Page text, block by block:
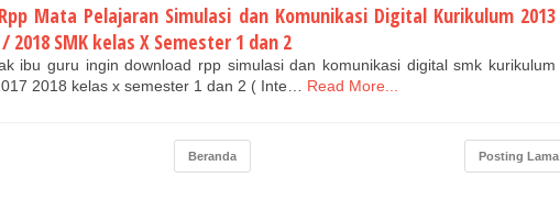
Mata Pelajaran Simulasi dan Komunikasi Digital Kurikulum 2013
2018 SMK kelas X Semester 1 dan 2
ibu guru ingin download rpp simulasi dan komunikasi digital smk kurikulum
2018 kelas x semester 1 dan 2 ( Inte…
Read More...
Posting Lama
Beranda